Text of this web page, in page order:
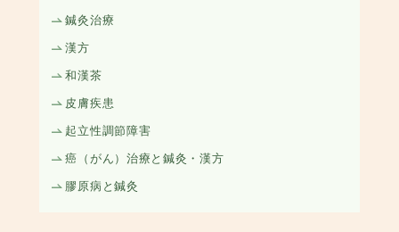
鍼灸治療
漢方
和漢茶
皮膚疾患
起立性調節障害
癌（がん）治療と鍼灸・漢方
膠原病と鍼灸